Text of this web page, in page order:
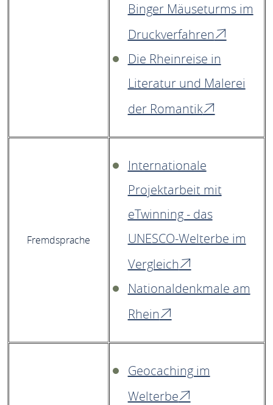
Binger Mäuseturms im
Druckverfahren
Die Rheinreise in
Literatur und Malerei
der Romantik
Fremdsprache
Internationale
Projektarbeit mit
eTwinning - das
UNESCO-Welterbe im
Vergleich
Nationaldenkmale am
Rhein
Geocaching im
Welterbe